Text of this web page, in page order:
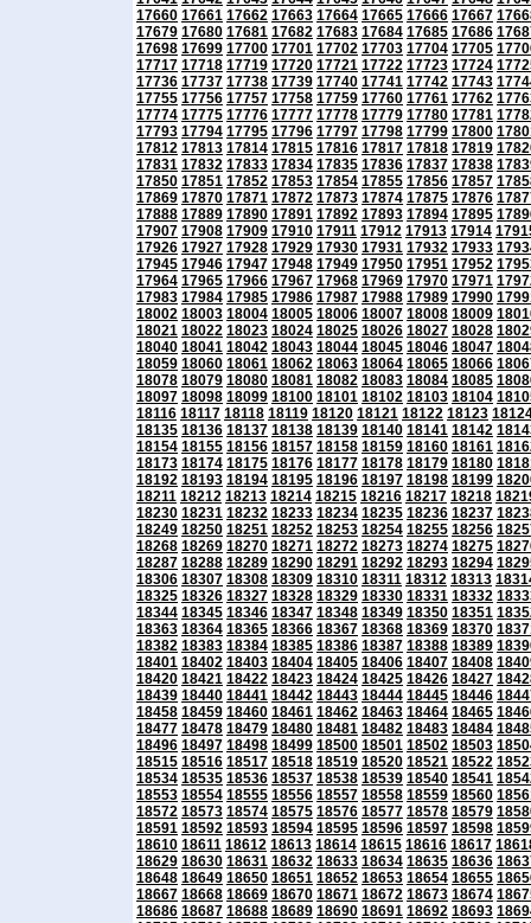
17660 17661 17662 17663 17664 17665 17666 17667
17679 17680 17681 17682 17683 17684 17685 17686
17698 17699 17700 17701 17702 17703 17704 17705
17717 17718 17719 17720 17721 17722 17723 17724
17736 17737 17738 17739 17740 17741 17742 17743
17755 17756 17757 17758 17759 17760 17761 17762
17774 17775 17776 17777 17778 17779 17780 17781
17793 17794 17795 17796 17797 17798 17799 17800
17812 17813 17814 17815 17816 17817 17818 17819
17831 17832 17833 17834 17835 17836 17837 17838
17850 17851 17852 17853 17854 17855 17856 17857
17869 17870 17871 17872 17873 17874 17875 17876
17888 17889 17890 17891 17892 17893 17894 17895
17907 17908 17909 17910 17911 17912 17913 17914
17926 17927 17928 17929 17930 17931 17932 17933
17945 17946 17947 17948 17949 17950 17951 17952
17964 17965 17966 17967 17968 17969 17970 17971
17983 17984 17985 17986 17987 17988 17989 17990
18002 18003 18004 18005 18006 18007 18008 18009
18021 18022 18023 18024 18025 18026 18027 18028
18040 18041 18042 18043 18044 18045 18046 18047
18059 18060 18061 18062 18063 18064 18065 18066
18078 18079 18080 18081 18082 18083 18084 18085
18097 18098 18099 18100 18101 18102 18103 18104
18116 18117 18118 18119 18120 18121 18122 18123
18135 18136 18137 18138 18139 18140 18141 18142
18154 18155 18156 18157 18158 18159 18160 18161
18173 18174 18175 18176 18177 18178 18179 18180
18192 18193 18194 18195 18196 18197 18198 18199
18211 18212 18213 18214 18215 18216 18217 18218
18230 18231 18232 18233 18234 18235 18236 18237
18249 18250 18251 18252 18253 18254 18255 18256
18268 18269 18270 18271 18272 18273 18274 18275
18287 18288 18289 18290 18291 18292 18293 18294
18306 18307 18308 18309 18310 18311 18312 18313
18325 18326 18327 18328 18329 18330 18331 18332
18344 18345 18346 18347 18348 18349 18350 18351
18363 18364 18365 18366 18367 18368 18369 18370
18382 18383 18384 18385 18386 18387 18388 18389
18401 18402 18403 18404 18405 18406 18407 18408
18420 18421 18422 18423 18424 18425 18426 18427
18439 18440 18441 18442 18443 18444 18445 18446
18458 18459 18460 18461 18462 18463 18464 18465
18477 18478 18479 18480 18481 18482 18483 18484
18496 18497 18498 18499 18500 18501 18502 18503
18515 18516 18517 18518 18519 18520 18521 18522
18534 18535 18536 18537 18538 18539 18540 18541
18553 18554 18555 18556 18557 18558 18559 18560
18572 18573 18574 18575 18576 18577 18578 18579
18591 18592 18593 18594 18595 18596 18597 18598
18610 18611 18612 18613 18614 18615 18616 18617
18629 18630 18631 18632 18633 18634 18635 18636
18648 18649 18650 18651 18652 18653 18654 18655
18667 18668 18669 18670 18671 18672 18673 18674
18686 18687 18688 18689 18690 18691 18692 18693